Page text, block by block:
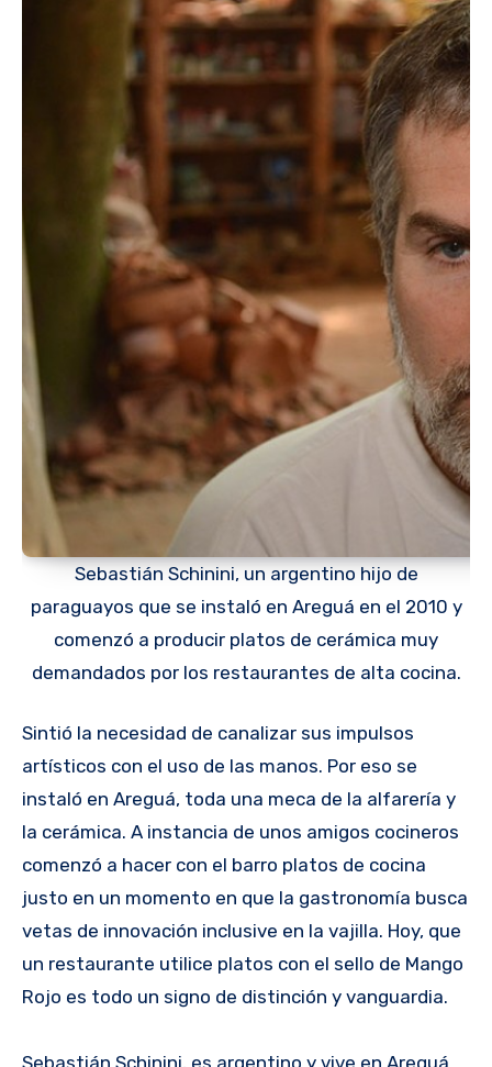
Sebastián Schinini, un argentino hijo de
paraguayos que se instaló en Areguá en el 2010 y
comenzó a producir platos de cerámica muy
demandados por los restaurantes de alta cocina.
Sintió la necesidad de canalizar sus impulsos
artísticos con el uso de las manos. Por eso se
instaló en Areguá, toda una meca de la alfarería y
la cerámica. A instancia de unos amigos cocineros
comenzó a hacer con el barro platos de cocina
justo en un momento en que la gastronomía busca
vetas de innovación inclusive en la vajilla. Hoy, que
un restaurante utilice platos con el sello de Mango
Rojo es todo un signo de distinción y vanguardia.